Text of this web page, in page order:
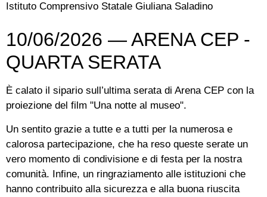
Istituto Comprensivo Statale Giuliana Saladino
10/06/2026 — ARENA CEP -
QUARTA SERATA
È calato il sipario sull’ultima serata di Arena CEP con la
proiezione del film "Una notte al museo".
Un sentito grazie a tutte e a tutti per la numerosa e
calorosa partecipazione, che ha reso queste serate un
vero momento di condivisione e di festa per la nostra
comunità. Infine, un ringraziamento alle istituzioni che
hanno contribuito alla sicurezza e alla buona riuscita